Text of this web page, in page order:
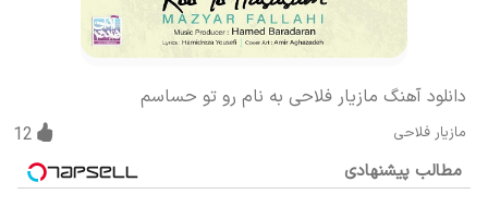
دانلود آهنگ مازیار فلاحی به نام رو تو حساسم
مازیار فلاحی 12
مطالب پیشنهادی